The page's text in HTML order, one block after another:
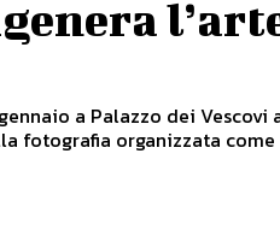
a Palazzo dei Vescovi
fotografia organizzata come